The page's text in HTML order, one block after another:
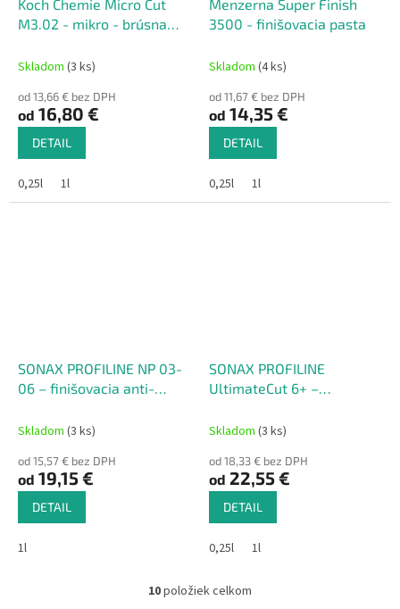
Koch Chemie Micro Cut
M3.02 - mikro - brúsna
Skladom (3 ks)
od 13,66 € bez DPH
od 16,80 €
DETAIL
0,25l 1l
Menzerna Super Finish
3500 - finišovacia pasta
Skladom (4 ks)
od 11,67 € bez DPH
od 14,35 €
DETAIL
0,25l 1l
SONAX PROFILINE NP 03-
06 – finišovacia anti-
maximálny lesk
Skladom (3 ks)
od 15,57 € bez DPH
od 19,15 €
DETAIL
1l
SONAX PROFILINE
UltimateCut 6+ –
pasta pre maximálnu
Skladom (3 ks)
od 18,33 € bez DPH
od 22,55 €
DETAIL
0,25l 1l
O
10položiek celkom